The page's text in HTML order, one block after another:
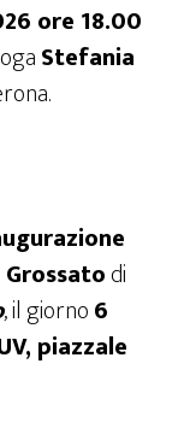
ore 18.00
Stefania
di
, il giorno6
piazzale